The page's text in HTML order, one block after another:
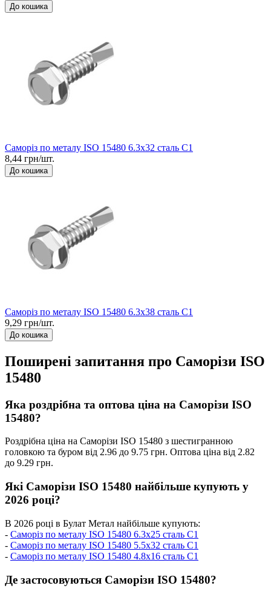
До кошика
Саморіз по металу ISO 15480 6.3x32 сталь C1
8,44 грн/шт.
До кошика
Саморіз по металу ISO 15480 6.3x38 сталь C1
9,29 грн/шт.
До кошика
Поширені запитання про Саморізи ISO
15480
Яка роздрібна та оптова ціна на Саморізи ISO
15480?
Роздрібна ціна на Саморізи ISO 15480 з шестигранною
головкою та буром від 2.96 до 9.75 грн. Оптова ціна від 2.82
до 9.29 грн.
Які Саморізи ISO 15480 найбільше купують у
2026 році?
В 2026 році в Булат Метал найбільше купують:
- Саморіз по металу ISO 15480 6.3x25 сталь C1
- Саморіз по металу ISO 15480 5.5x32 сталь C1
- Саморіз по металу ISO 15480 4.8x16 сталь C1
Де застосовуються Саморізи ISO 15480?